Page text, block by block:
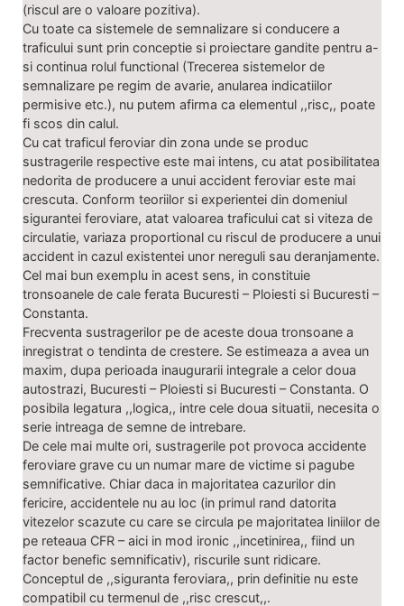
(riscul are o valoare pozitiva).
Cu toate ca sistemele de semnalizare si conducere a
traficului sunt prin conceptie si proiectare gandite pentru a-
si continua rolul functional (Trecerea sistemelor de
semnalizare pe regim de avarie, anularea indicatiilor
permisive etc.), nu putem afirma ca elementul ,,risc,, poate
fi scos din calul.
Cu cat traficul feroviar din zona unde se produc
sustragerile respective este mai intens, cu atat posibilitatea
nedorita de producere a unui accident feroviar este mai
crescuta. Conform teoriilor si experientei din domeniul
sigurantei feroviare, atat valoarea traficului cat si viteza de
circulatie, variaza proportional cu riscul de producere a unui
accident in cazul existentei unor nereguli sau deranjamente.
Cel mai bun exemplu in acest sens, in constituie
tronsoanele de cale ferata Bucuresti – Ploiesti si Bucuresti –
Constanta.
Frecventa sustragerilor pe de aceste doua tronsoane a
inregistrat o tendinta de crestere. Se estimeaza a avea un
maxim, dupa perioada inaugurarii integrale a celor doua
autostrazi, Bucuresti – Ploiesti si Bucuresti – Constanta. O
posibila legatura ,,logica,, intre cele doua situatii, necesita o
serie intreaga de semne de intrebare.
De cele mai multe ori, sustragerile pot provoca accidente
feroviare grave cu un numar mare de victime si pagube
semnificative. Chiar daca in majoritatea cazurilor din
fericire, accidentele nu au loc (in primul rand datorita
vitezelor scazute cu care se circula pe majoritatea liniilor de
pe reteaua CFR – aici in mod ironic ,,incetinirea,, fiind un
factor benefic semnificativ), riscurile sunt ridicare.
Conceptul de ,,siguranta feroviara,, prin definitie nu este
compatibil cu termenul de ,,risc crescut,,.